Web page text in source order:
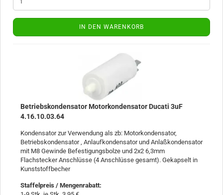
IN DEN WARENKORB
Betriebskondensator Motorkondensator Ducati 3uF
4.16.10.03.64
Kondensator zur Verwendung als zb: Motorkondensator,
Betriebskondensator , Anlaufkondensator und Anlaßkondensator
mit M8 Gewinde Befestigungsbolze und 2x2 6,3mm
Flachstecker Anschlüsse (4 Anschlüsse gesamt). Gekapselt in
Kunststoffbecher
Staffelpreis / Mengenrabatt: